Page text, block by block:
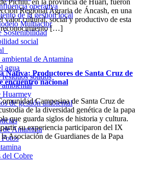
operativa
de la gestión local
Multiactor
Sostenibilidad
social
de Antamina
agua
sólidos
Huarmey
de gestión ambiental
de Antamina
del Cobre
Pichiú, en la provincia de Huari, fueron
Regional Agraria de Áncash, en una
valor cultural, social y productivo de esta
reconocimiento […]
Nativa: Productores de Santa Cruz de
encuentro nacional
Campesina de Santa Cruz de
de la diversidad genética de la papa
que guarda siglos de historia y cultura.
su experiencia participaron del IX
Asociación de Guardianes de la Papa